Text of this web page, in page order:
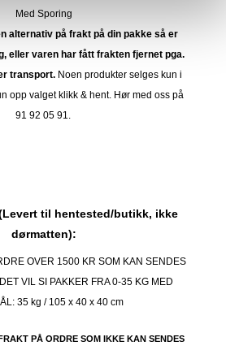
Med Sporing
alternativ på frakt på din pakke så er
eller varen har fått frakten fjernet pga.
transport.Noen produkter selges kun i
opp valget klikk & hent. Hør med oss på
91 92 05 91.
(Levert til hentested/butikk, ikke
dørmatten):
OVER 1500 KR SOM KAN SENDES
VIL SI PAKKER FRA 0-35 KG MED
35 kg / 105 x 40 x 40 cm
PÅ ORDRE SOM IKKE KAN SENDES